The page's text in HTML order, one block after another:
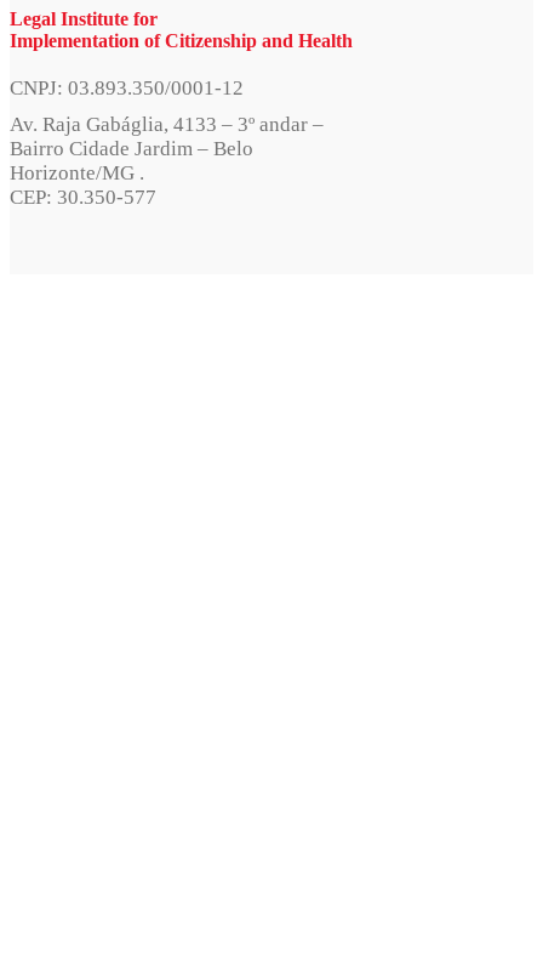
Legal Institute for
Implementation of Citizenship and Health
CNPJ: 03.893.350/0001-12
Av. Raja Gabáglia, 4133 – 3º andar –
Bairro Cidade Jardim – Belo
Horizonte/MG .
CEP: 30.350-577